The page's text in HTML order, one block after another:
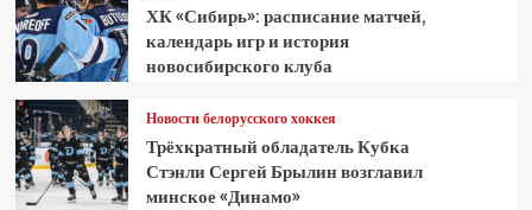
ХК «Сибирь»: расписание матчей,
календарь игр и история
новосибирского клуба
Новости белорусского хоккея
Трёхкратный обладатель Кубка
Стэнли Сергей Брылин возглавил
минское «Динамо»